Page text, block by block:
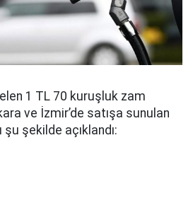
1 TL 70 kuruşluk zam
ve İzmir’de satışa sunulan
şekilde açıklandı: